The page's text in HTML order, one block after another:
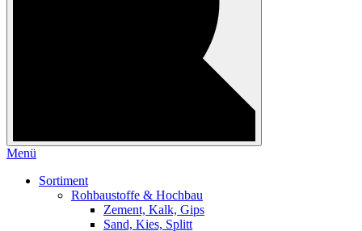
Menü
Sortiment
Rohbaustoffe & Hochbau
Zement, Kalk, Gips
Sand, Kies, Splitt